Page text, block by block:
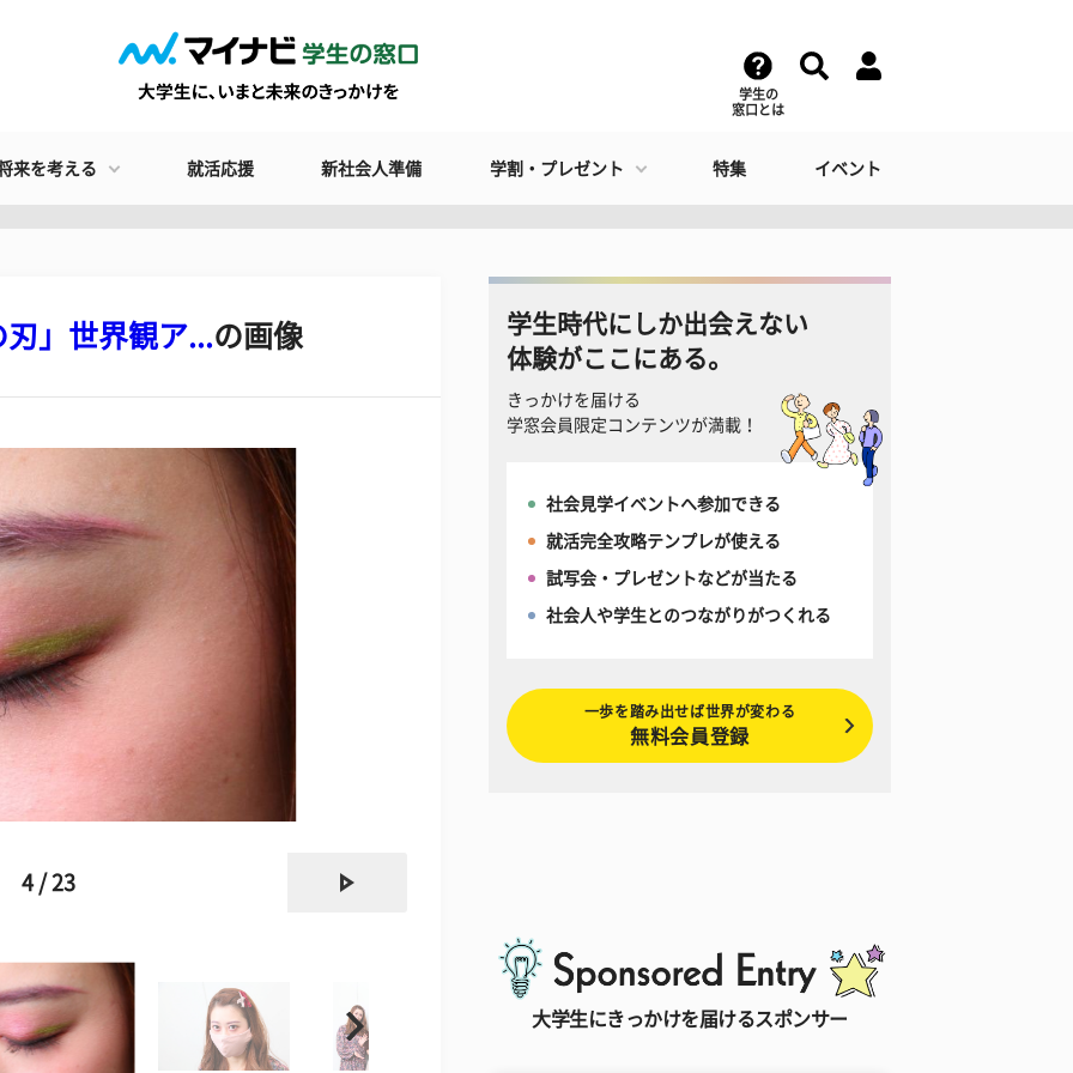
学生の
窓口とは
来を考える 就活応援 新社会人準備 学割・プレゼント 特集 イベント
」世界観ア...の画像
4 / 23
学生時代にしか出会えない
体験がここにある。
きっかけを届ける
学窓会員限定コンテンツが満載！
社会見学イベントへ参加できる
就活完全攻略テンプレが使える
試写会・プレゼントなどが当たる
社会人や学生とのつながりがつくれる
一歩を踏み出せば世界が変わる
無料会員登録
大学生にきっかけを届けるスポンサー